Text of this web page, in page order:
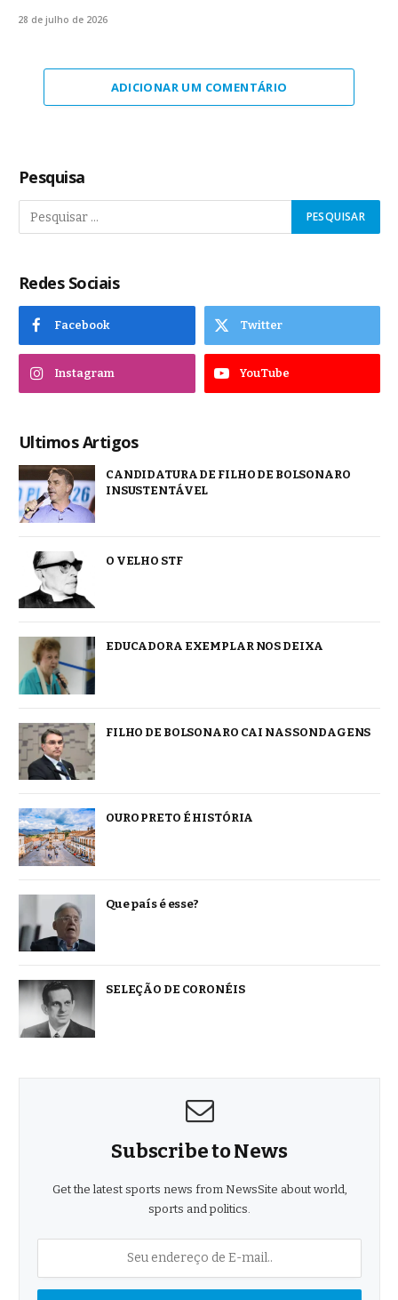
28 de julho de 2026
ADICIONAR UM COMENTÁRIO
Pesquisa
Redes Sociais
Facebook Twitter
Instagram YouTube
Ultimos Artigos
CANDIDATURA DE FILHO DE BOLSONARO
INSUSTENTÁVEL
O VELHO STF
EDUCADORA EXEMPLAR NOS DEIXA
FILHO DE BOLSONARO CAI NAS SONDAGENS
OURO PRETO É HISTÓRIA
Que país é esse?
SELEÇÃO DE CORONÉIS
Subscribe to News
Get the latest sports news from NewsSite about world,
sports and politics.